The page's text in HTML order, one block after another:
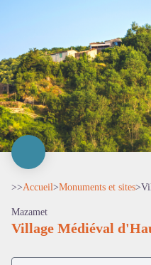
>>Accueil>Monuments et sites>
Mazamet
Village Médiéval